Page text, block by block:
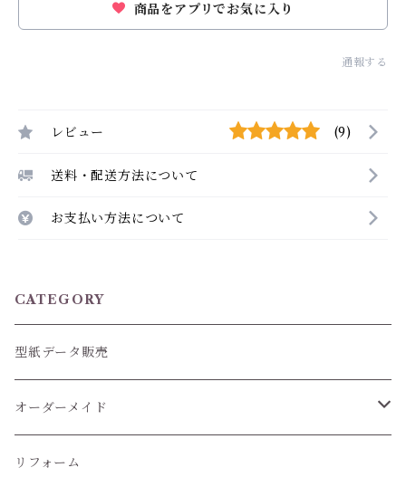
商品をアプリでお気に入り
通報する
レビュー (9)
送料・配送方法について
お支払い方法について
CATEGORY
型紙データ販売
オーダーメイド
ぬいぐるみ服
リフォーム